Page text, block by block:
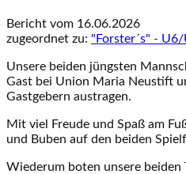
Bericht vom 16.06.2026
zugeordnet zu: "Forster´s" -
Unsere beiden jüngsten
Gast bei Union Maria Neustift
Gastgebern austragen.
Mit viel Freude und Spaß am
und Buben auf den beiden
Wiederum boten unsere beiden